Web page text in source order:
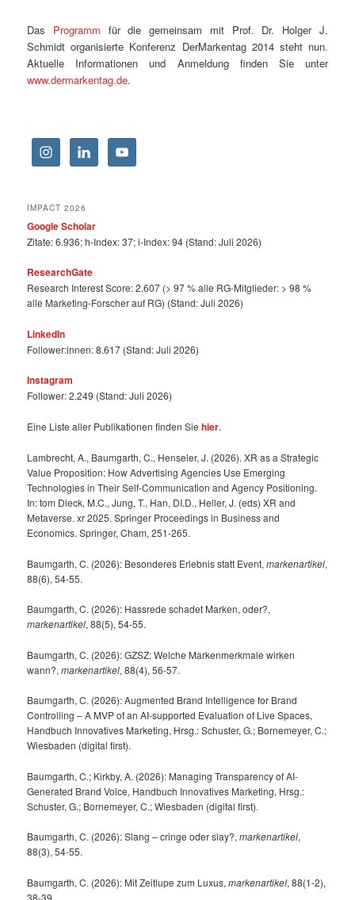
Das Programm für die gemeinsam mit Prof. Dr. Holger J.
Schmidt organisierte Konferenz DerMarkentag 2014 steht nun.
Aktuelle Informationen und Anmeldung finden Sie unter
www.dermarkentag.de.
IMPACT 2026
Google Scholar
Zitate: 6.936; h-Index: 37; i-Index: 94 (Stand: Juli 2026)
ResearchGate
Research Interest Score: 2.607 (> 97 % alle RG-Mitglieder: > 98 %
alle Marketing-Forscher auf RG) (Stand: Juli 2026)
LinkedIn
Follower:innen: 8.617 (Stand: Juli 2026)
Instagram
Follower: 2.249 (Stand: Juli 2026)
Eine Liste aller Publikationen finden Siehier.
Lambrecht, A., Baumgarth, C., Henseler, J. (2026). XR as a Strategic
Value Proposition: How Advertising Agencies Use Emerging
Technologies in Their Self-Communication and Agency Positioning.
In: tom Dieck, M.C., Jung, T., Han, DI.D., Heller, J. (eds) XR and
Metaverse. xr 2025. Springer Proceedings in Business and
Economics. Springer, Cham, 251-265.
Baumgarth, C. (2026): Besonderes Erlebnis statt Event,markenartikel,
88(6), 54-55.
Baumgarth, C. (2026): Hassrede schadet Marken, oder?,
markenartikel, 88(5), 54-55.
Baumgarth, C. (2026): GZSZ: Welche Markenmerkmale wirken
wann?,markenartikel, 88(4), 56-57.
Baumgarth, C. (2026): Augmented Brand Intelligence for Brand
Controlling – A MVP of an AI-supported Evaluation of Live Spaces,
Handbuch Innovatives Marketing, Hrsg.: Schuster, G.; Bornemeyer, C.;
Wiesbaden (digital first).
Baumgarth, C.; Kirkby, A. (2026): Managing Transparency of AI-
Generated Brand Voice, Handbuch Innovatives Marketing, Hrsg.:
Schuster, G.; Bornemeyer, C.; Wiesbaden (digital first).
Baumgarth, C. (2026): Slang – cringe oder slay?,markenartikel,
88(3), 54-55.
Baumgarth, C. (2026): Mit Zeitlupe zum Luxus,markenartikel, 88(1-2),
38-39.